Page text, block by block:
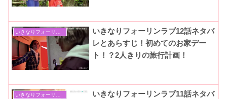
いきなりフォーリンラブ
いきなりフォーリンラブ12話ネタバ
レとあらすじ！初めてのお家デー
ト！？2人きりの旅行計画！
いきなりフォーリンラブ
いきなりフォーリンラブ11話ネタバ